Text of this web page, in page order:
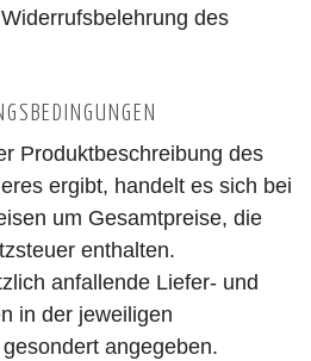
des
Produktbeschreibung des
ergibt, handelt es sich bei
um Gesamtpreise, die
enthalten.
anfallende Liefer- und
in der jeweiligen
angegeben.